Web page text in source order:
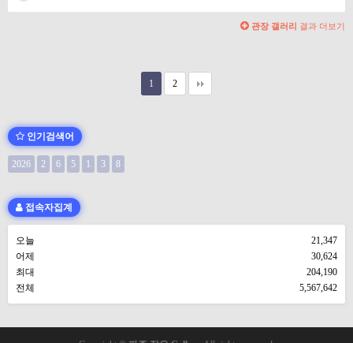
관장 갤러리 결과 더보기
1 2
인기검색어
2026 2 6 5 1 3 8
접속자집계
오늘
21,347
어제
30,624
최대
204,190
전체
5,567,642